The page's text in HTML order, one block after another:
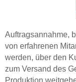
Auftragsannahme,
von erfahrenen
werden, über den
zum Versand des